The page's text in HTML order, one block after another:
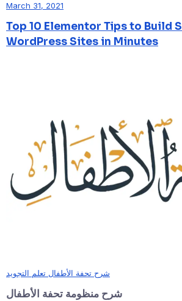
March 31, 2021
Top 10 Elementor Tips to Build
WordPress Sites in Minutes
شرح تحفة الأطفال تعلم التجويد
شرح منظومة تحفة الأطفال